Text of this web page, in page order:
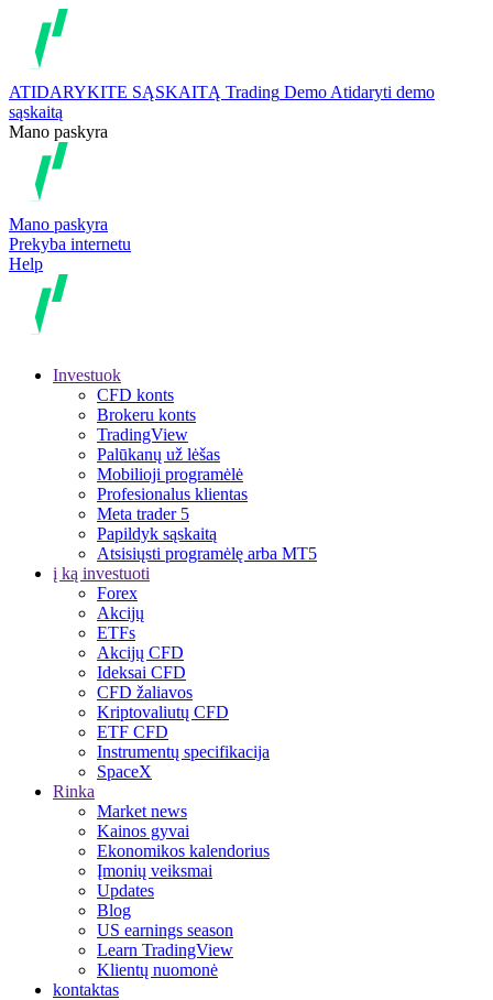
ATIDARYKITE SĄSKAITĄ Trading Demo Atidaryti demo
sąskaitą
Mano paskyra
Mano paskyra
Prekyba internetu
Help
Investuok
CFD konts
Brokeru konts
TradingView
Palūkanų už lėšas
Mobilioji programėlė
Profesionalus klientas
Meta trader 5
Papildyk sąskaitą
Atsisiųsti programėlę arba MT5
į ką investuoti
Forex
Akcijų
ETFs
Akcijų CFD
Ideksai CFD
CFD žaliavos
Kriptovaliutų CFD
ETF CFD
Instrumentų specifikacija
SpaceX
Rinka
Market news
Kainos gyvai
Ekonomikos kalendorius
Įmonių veiksmai
Updates
Blog
US earnings season
Learn TradingView
Klientų nuomonė
kontaktas